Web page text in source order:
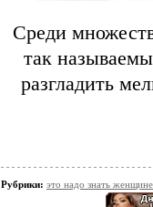
Среди
так
разгладить
Рубрики: это надо знать